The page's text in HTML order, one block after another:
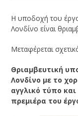
Η υποδοχή του
Λονδίνο είναι
Μεταφέρεται
Θριαμβευτική
Λονδίνο με το
αγγλικό τύπο
πρεμιέρα του